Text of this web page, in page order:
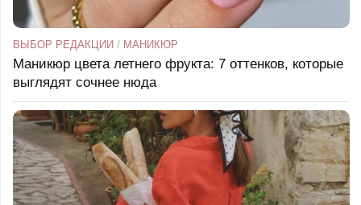
ВЫБОР РЕДАКЦИИ / МАНИКЮР
Маникюр цвета летнего фрукта: 7 оттенков, которые
выглядят сочнее нюда